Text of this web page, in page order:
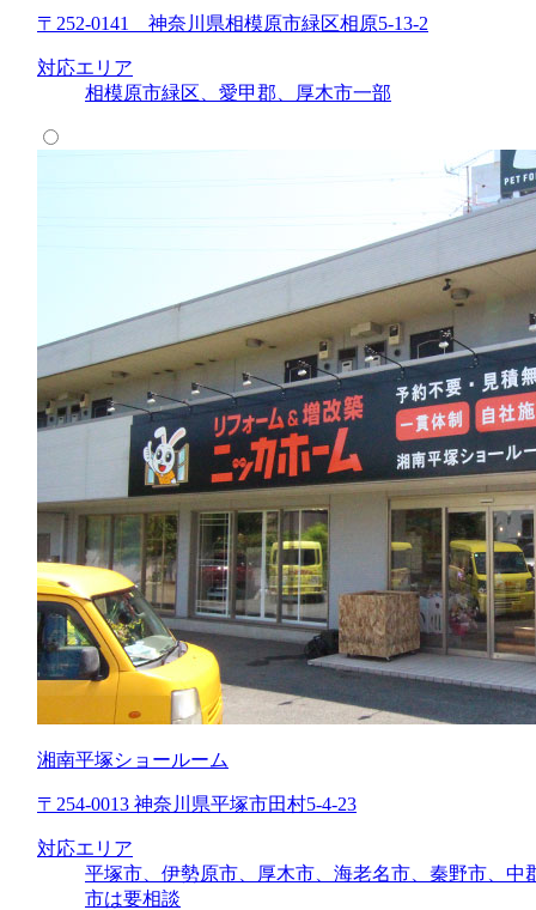
〒252-0141 神奈川県相模原市緑区相原5-13-2
対応エリア
相模原市緑区、愛甲郡、厚木市一部
湘南平塚ショールーム
〒254-0013 神奈川県平塚市田村5-4-23
対応エリア
平塚市、伊勢原市、厚木市、海老名市、秦野市、
市は要相談